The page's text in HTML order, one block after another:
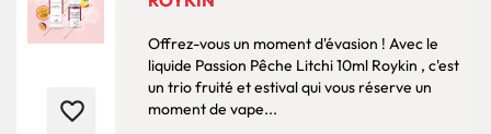
favorite_border
Offrez-vous un moment d'évasion ! Avec le
liquide Passion Pêche Litchi 10ml Roykin , c'est
un trio fruité et estival qui vous réserve un
moment de vape...